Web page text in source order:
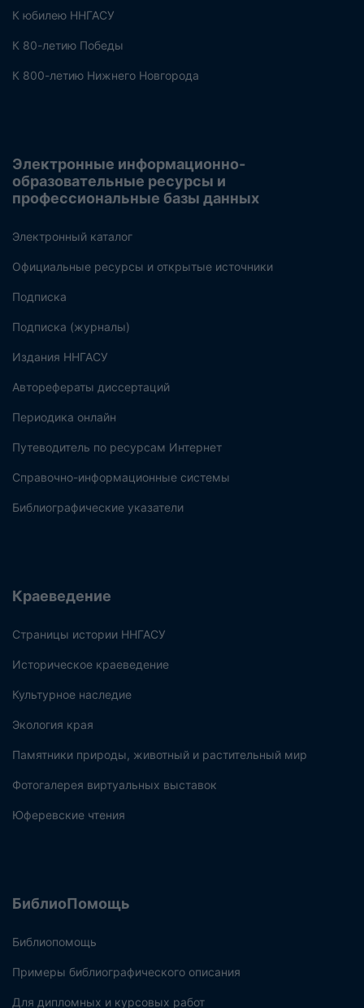
К юбилею ННГАСУ
К 80-летию Победы
К 800-летию Нижнего Новгорода
Электронные информационно-
образовательные ресурсы и
профессиональные базы данных
Электронный каталог
Официальные ресурсы и открытые источники
Подписка
Подписка (журналы)
Издания ННГАСУ
Авторефераты диссертаций
Периодика онлайн
Путеводитель по ресурсам Интернет
Справочно-информационные системы
Библиографические указатели
Краеведение
Страницы истории ННГАСУ
Историческое краеведение
Культурное наследие
Экология края
Памятники природы, животный и растительный мир
Фотогалерея виртуальных выставок
Юферевские чтения
БиблиоПомощь
Библиопомощь
Примеры библиографического описания
Для дипломных и курсовых работ